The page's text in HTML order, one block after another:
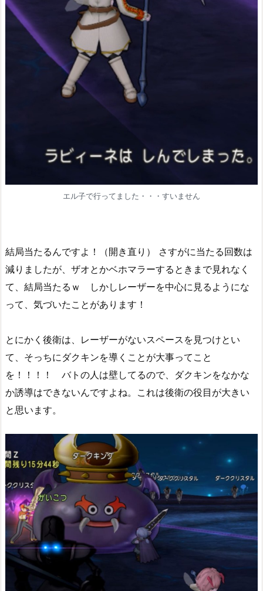
エル子で行ってました・・・すいません
結局当たるんですよ！（開き直り） さすがに当たる回数は
減りましたが、ザオとかベホマラーするときまで見れなく
て、結局当たるｗ しかしレーザーを中心に見るようにな
って、気づいたことがあります！
とにかく後衛は、レーザーがないスペースを見つけとい
て、そっちにダクキンを導くことが大事ってこと
を！！！！ バトの人は壁してるので、ダクキンをなかな
か誘導はできないんですよね。これは後衛の役目が大きい
と思います。